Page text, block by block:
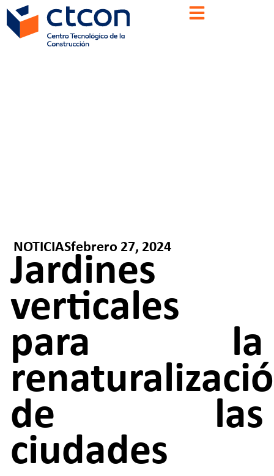
NOTICIASfebrero 27, 2024
Jardines
verticales
para la
de las
ciudades